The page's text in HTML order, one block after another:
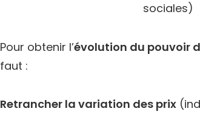
sociales)
Pour obtenir l’évolution du pouvoir
faut :
Retrancher la variation des prix